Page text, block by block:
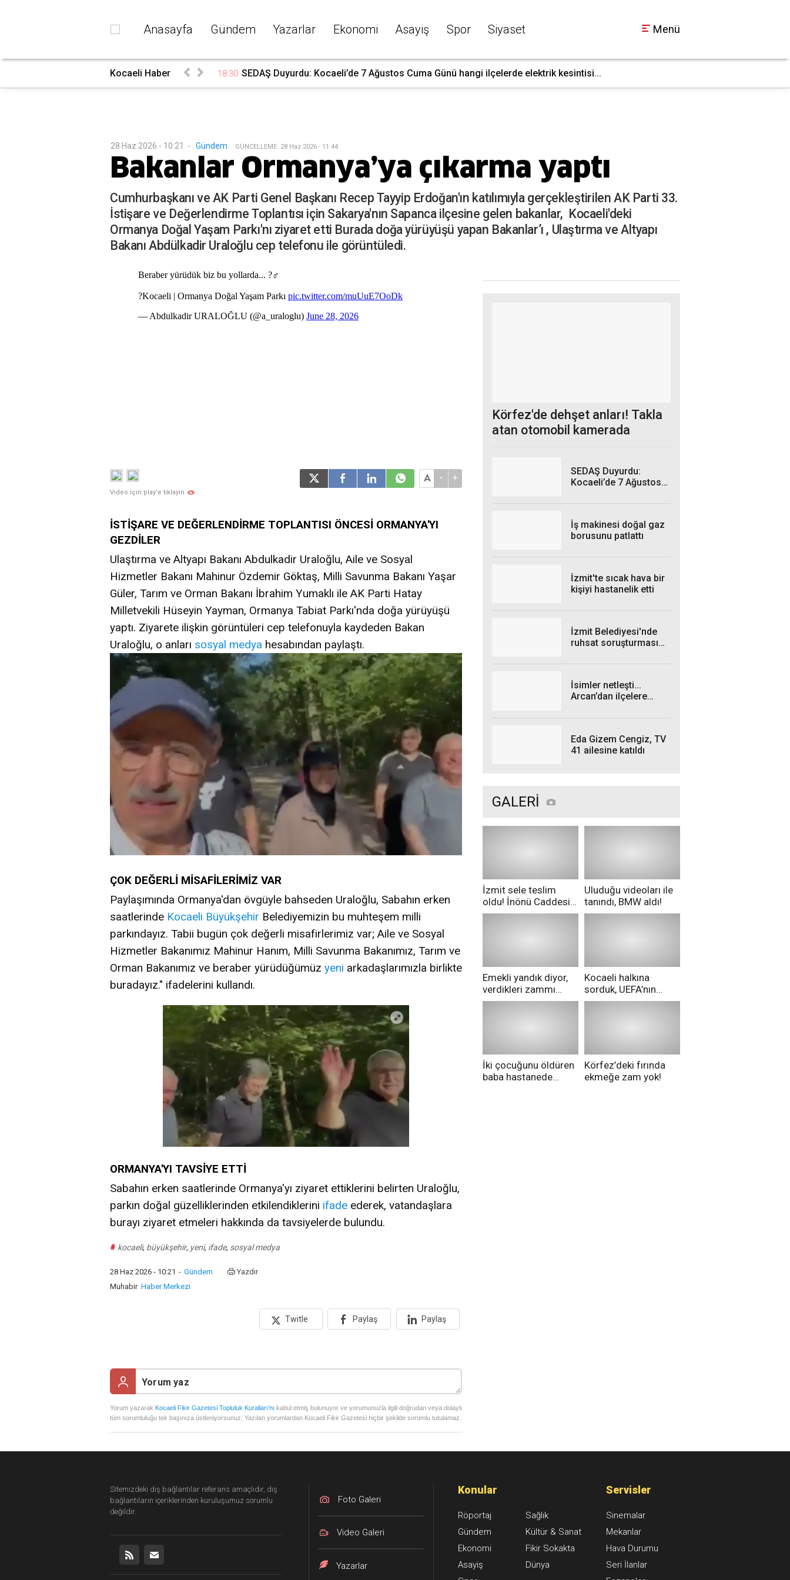
Anasayfa Gündem Yazarlar Ekonomi Asayiş Spor Siyaset Menü
Kocaeli Haber 18:30 SEDAŞ Duyurdu: Kocaeli’de 7 Ağustos Cuma Günü hangi ilçelerde elektrik kesintisi...
28 Haz 2026 - 10:21 - Gündem GÜNCELLEME: 28 Haz 2026 - 11:44
Bakanlar Ormanya’ya çıkarma yaptı
Cumhurbaşkanı ve AK Parti Genel Başkanı Recep Tayyip Erdoğan'ın katılımıyla gerçekleştirilen AK Parti 33.
İstişare ve Değerlendirme Toplantısı için Sakarya'nın Sapanca ilçesine gelen bakanlar, Kocaeli'deki
Ormanya Doğal Yaşam Parkı'nı ziyaret etti Burada doğa yürüyüşü yapan Bakanlar’ı , Ulaştırma ve Altyapı
Bakanı Abdülkadir Uraloğlu cep telefonu ile görüntüledi.
Video için play'e tıklayın
- +
İSTİŞARE VE DEĞERLENDİRME TOPLANTISI ÖNCESİ ORMANYA'YI
GEZDİLER
Ulaştırma ve Altyapı Bakanı Abdulkadir Uraloğlu, Aile ve Sosyal
Hizmetler Bakanı Mahinur Özdemir Göktaş, Milli Savunma Bakanı Yaşar
Güler, Tarım ve Orman Bakanı İbrahim Yumaklı ile AK Parti Hatay
Milletvekili Hüseyin Yayman, Ormanya Tabiat Parkı'nda doğa yürüyüşü
yaptı. Ziyarete ilişkin görüntüleri cep telefonuyla kaydeden Bakan
Uraloğlu, o anları sosyal medya hesabından paylaştı.
ÇOK DEĞERLİ MİSAFİLERİMİZ VAR
Paylaşımında Ormanya'dan övgüyle bahseden Uraloğlu, Sabahın erken
saatlerinde Kocaeli Büyükşehir Belediyemizin bu muhteşem milli
parkındayız. Tabii bugün çok değerli misafirlerimiz var; Aile ve Sosyal
Hizmetler Bakanımız Mahinur Hanım, Milli Savunma Bakanımız, Tarım ve
Orman Bakanımız ve beraber yürüdüğümüz yeni arkadaşlarımızla birlikte
buradayız." ifadelerini kullandı.
ORMANYA'YI TAVSİYE ETTİ
Sabahın erken saatlerinde Ormanya'yı ziyaret ettiklerini belirten Uraloğlu,
parkın doğal güzelliklerinden etkilendiklerini ifade ederek, vatandaşlara
burayı ziyaret etmeleri hakkında da tavsiyelerde bulundu.
# kocaeli, büyükşehir, yeni, ifade, sosyal medya
28 Haz 2026 - 10:21 - Gündem
Yazdır
Muhabir Haber Merkezi
Twitle Paylaş Paylaş
Yorum yazarak Kocaeli Fikir Gazetesi Topluluk Kuralları’nı kabul etmiş bulunuyor ve yorumunuzla ilgili doğrudan veya dolaylı
tüm sorumluluğu tek başınıza üstleniyorsunuz. Yazılan yorumlardan Kocaeli Fikir Gazetesi hiçbir şekilde sorumlu tutulamaz.
Körfez'de dehşet anları! Takla
atan otomobil kamerada
SEDAŞ Duyurdu:
Kocaeli’de 7 Ağustos
İş makinesi doğal gaz
borusunu patlattı
İzmit'te sıcak hava bir
kişiyi hastanelik etti
İzmit Belediyesi'nde
ruhsat soruşturması
İsimler netleşti...
Arcan’dan ilçelere
Eda Gizem Cengiz, TV
41 ailesine katıldı
GALERİ
İzmit sele teslim
oldu! İnönü Caddesi
göle döndü!
Uluduğu videoları ile
tanındı, BMW aldı!
Emekli yandık diyor,
verdikleri zammı
pazarda geri aldılar!
Kocaeli halkına
sorduk, UEFA’nın
Merih Demiral kararı
İki çocuğunu öldüren
baba hastanede
Körfez’deki fırında
ekmeğe zam yok!
Sitemizdeki dış bağlantılar referans amaçlıdır, dış
bağlantıların içeriklerinden kuruluşumuz sorumlu
değildir.
Foto Galeri
Video Galeri
Yazarlar
Konular
Röportaj
Gündem
Ekonomi
Asayiş
Sağlık
Kültür & Sanat
Fikir Sokakta
Dünya
Servisler
Sinemalar
Mekanlar
Hava Durumu
Seri İlanlar